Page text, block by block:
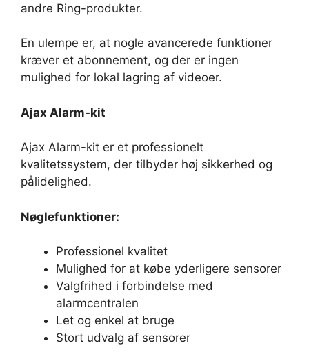
andre Ring-produkter.
En ulempe er, at nogle avancerede funktioner
kræver et abonnement, og der er ingen
mulighed for lokal lagring af videoer.
Ajax Alarm-kit
Ajax Alarm-kit er et professionelt
kvalitetssystem, der tilbyder høj sikkerhed og
pålidelighed.
Nøglefunktioner:
Professionel kvalitet
Mulighed for at købe yderligere sensorer
Valgfrihed i forbindelse med
alarmcentralen
Let og enkel at bruge
Stort udvalg af sensorer